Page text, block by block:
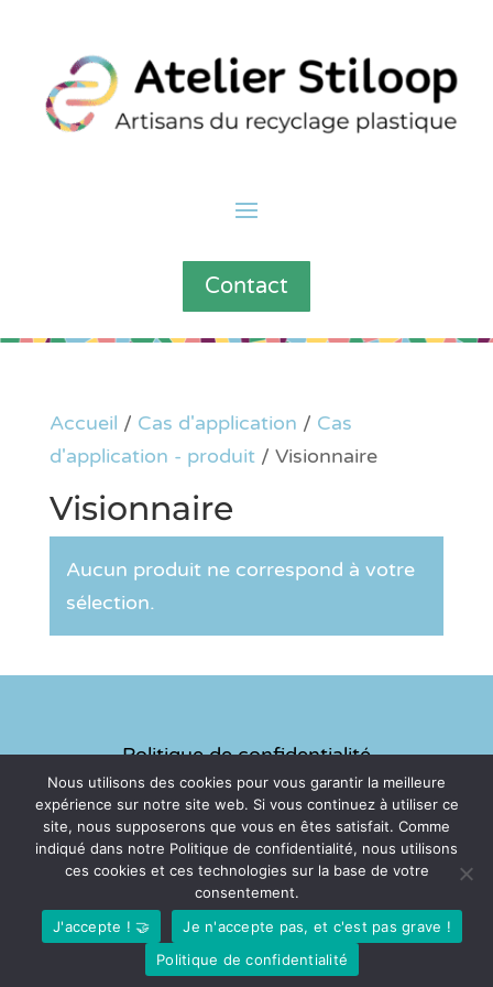
Contact
Accueil / Cas d'application / Cas
d'application - produit/ Visionnaire
Visionnaire
Aucun produit ne correspond à votre
sélection.
Politique de confidentialité
Mentions légales
Copyright © 2024 Stiloop
Nous utilisons des cookies pour vous garantir la meilleure
expérience sur notre site web. Si vous continuez à utiliser ce
site, nous supposerons que vous en êtes satisfait. Comme
indiqué dans notre Politique de confidentialité, nous utilisons
ces cookies et ces technologies sur la base de votre
consentement.
J'accepte ! 🤝
Je n'accepte pas, et c'est pas grave !
Politique de confidentialité